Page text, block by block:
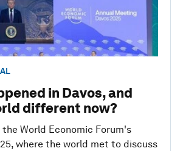
in Davos, and
different now?
World Economic Forum's
where the world met to discuss